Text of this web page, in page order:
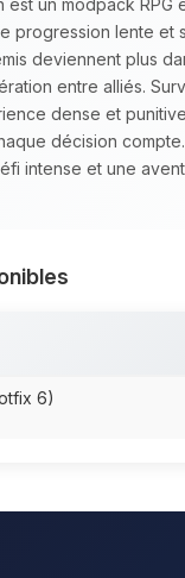
est un modpack
progression lente et
deviennent plus
entre alliés.
dense et
décision
intense et une
6)